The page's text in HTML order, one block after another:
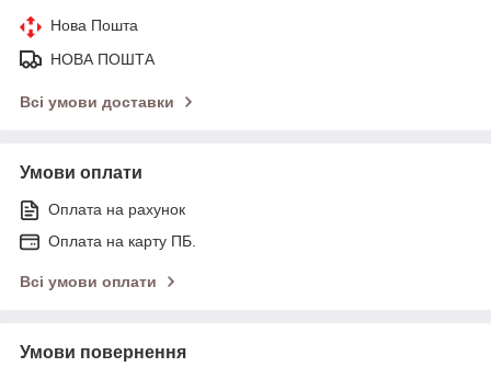
Нова Пошта
НОВА ПОШТА
Всі умови доставки
Умови оплати
Оплата на рахунок
Оплата на карту ПБ.
Всі умови оплати
Умови повернення